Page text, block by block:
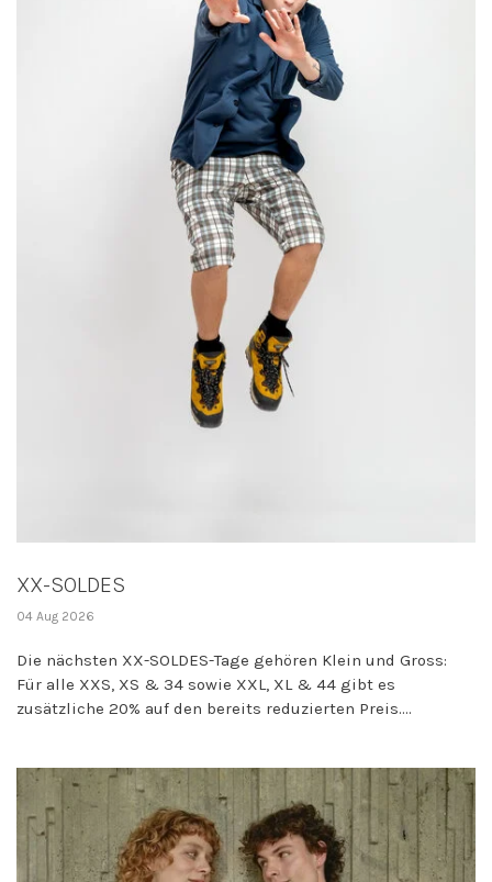
XX-SOLDES
04 Aug 2026
Die nächsten XX-SOLDES-Tage gehören Klein und Gross:
Für alle XXS, XS & 34 sowie XXL, XL & 44 gibt es
zusätzliche 20% auf den bereits reduzierten Preis....